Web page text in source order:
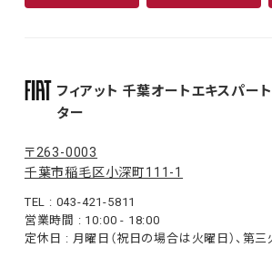
フィアット 千葉オートエキスパー
ター
〒263-0003
千葉市稲毛区小深町111-1
TEL : 043-421-5811
営業時間 : 10:00 - 18:00
定休日 : 月曜日（祝日の場合は火曜日）、第